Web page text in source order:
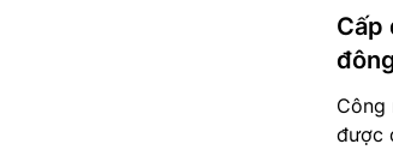
Cấp
Công
được